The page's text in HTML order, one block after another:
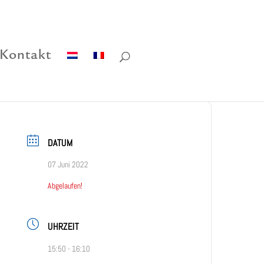
Kontakt
DATUM
07 Juni 2022
Abgelaufen!
UHRZEIT
15:50 - 16:10